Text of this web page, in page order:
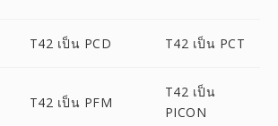
T42 เป็น PCD T42 เป็น PCT
T42 เป็น PFM
T42 เป็น
PICON